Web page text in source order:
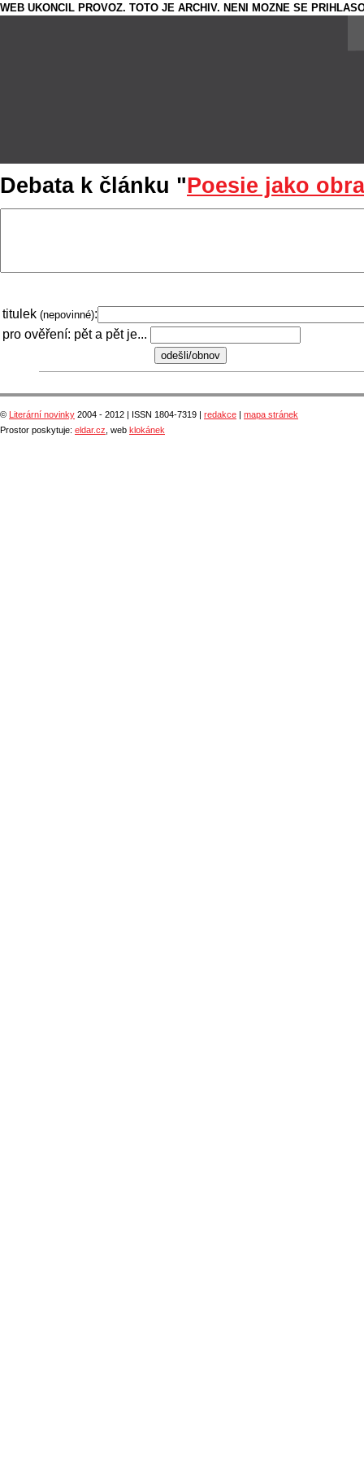
WEB UKONCIL PROVOZ. TOTO JE ARCHIV. NENI MOZNE SE
Debata k článku "Poesie jako
titulek (nepovinné):
pro ověření: pět a pět je...
© Literární novinky 2004 - 2012 | ISSN 1804-7319 | redakce | mapa stránek
Prostor poskytuje: eldar.cz , web klokánek